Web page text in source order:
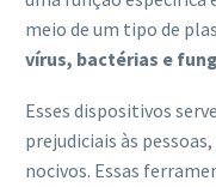
meio de um tipo de
vírus, bactérias e
Esses dispositivos
prejudiciais às
nocivos. Essas